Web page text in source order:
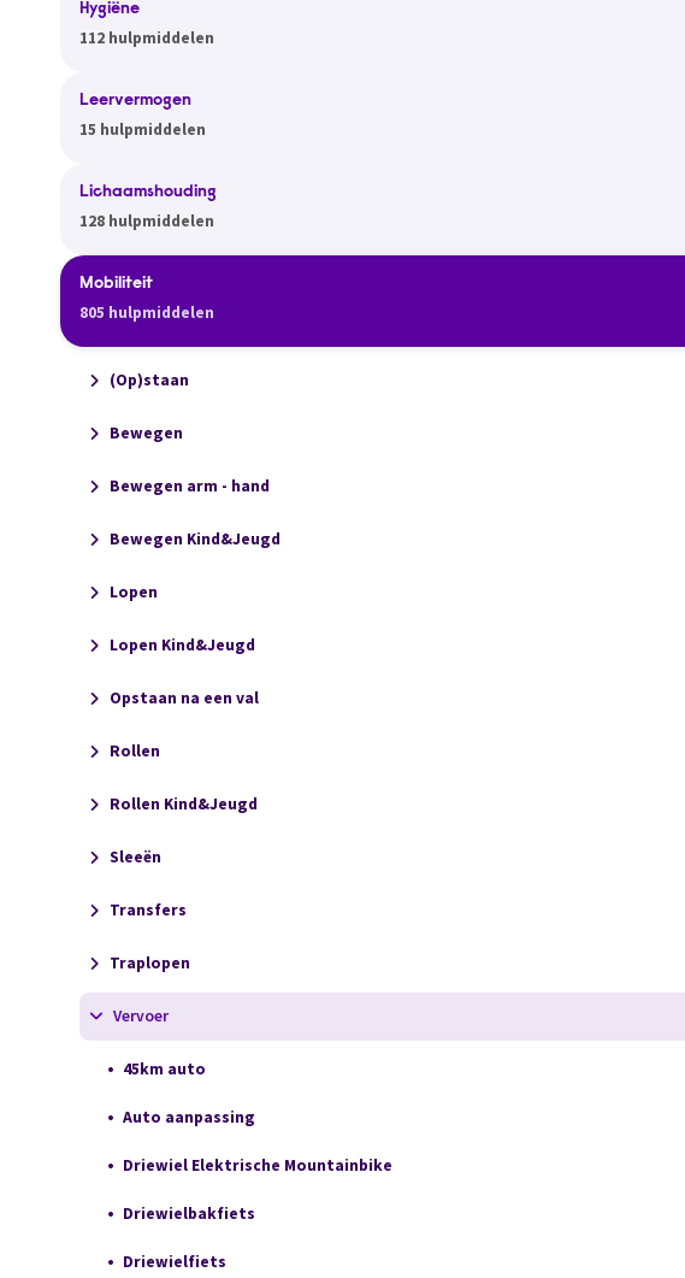
Hygiëne
112 hulpmiddelen
Leervermogen
15 hulpmiddelen
Lichaamshouding
128 hulpmiddelen
Mobiliteit
805 hulpmiddelen
(Op)staan
Bewegen
Bewegen arm - hand
Bewegen Kind&Jeugd
Lopen
Lopen Kind&Jeugd
Opstaan na een val
Rollen
Rollen Kind&Jeugd
Sleeën
Transfers
Traplopen
Vervoer
45km auto
Auto aanpassing
Driewiel Elektrische Mountainbike
Driewielbakfiets
Driewielfiets